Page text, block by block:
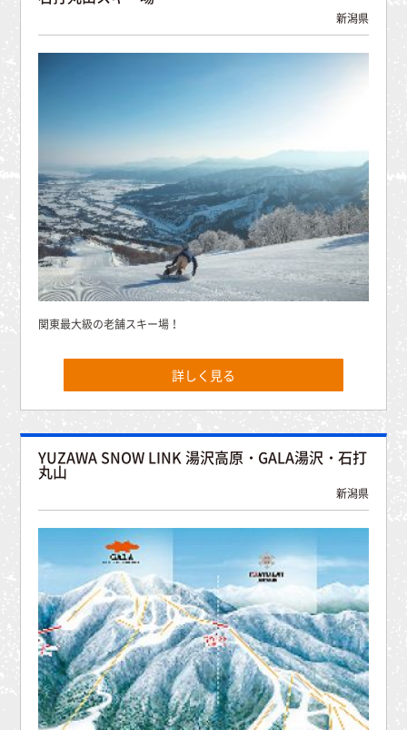
新潟県
関東最大級の老舗スキー場！
詳しく見る
YUZAWA SNOW LINK 湯沢高原・GALA湯沢・石打
丸山
新潟県